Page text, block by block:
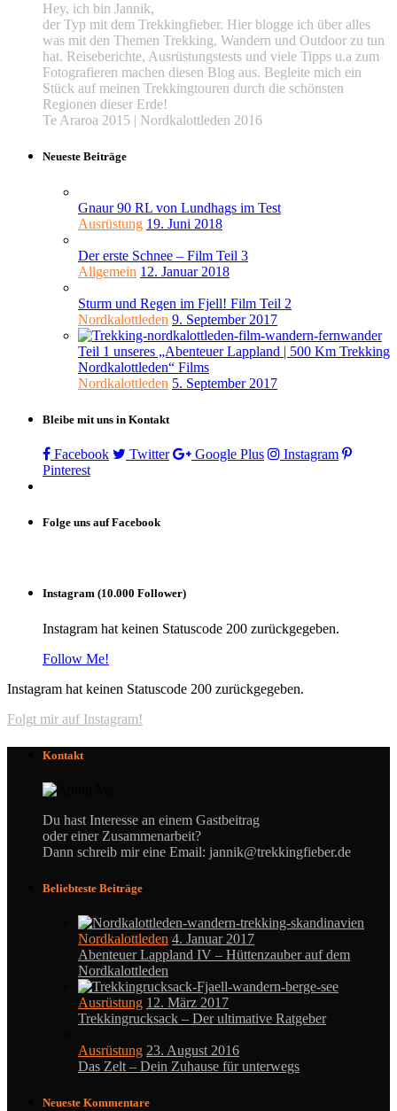
Hey, ich bin Jannik,
der Typ mit dem Trekkingfieber. Hier blogge ich über alles
was mit den Themen Trekking, Wandern und Outdoor zu tun
hat. Reiseberichte, Ausrüstungstests und viele Tipps u.a zum
Fotografieren machen diesen Blog aus. Begleite mich ein
Stück auf meinen Trekkingtouren durch die schönsten
Regionen dieser Erde!
Te Araroa 2015 | Nordkalottleden 2016
Neueste Beiträge
Gnaur 90 RL von Lundhags im Test
Ausrüstung 19. Juni 2018
Der erste Schnee – Film Teil 3
Allgemein 12. Januar 2018
Sturm und Regen im Fjell! Film Teil 2
Nordkalottleden 9. September 2017
Teil 1 unseres „Abenteuer Lappland | 500 Km Trekking
Nordkalottleden“ Films
Nordkalottleden 5. September 2017
Bleibe mit uns in Kontakt
Facebook Twitter Google Plus
Instagram
Pinterest
Folge uns auf Facebook
Instagram (10.000 Follower)
Instagram hat keinen Statuscode 200 zurückgegeben.
Follow Me!
Instagram hat keinen Statuscode 200 zurückgegeben.
Folgt mir auf Instagram!
Kontakt
Du hast Interesse an einem Gastbeitrag
oder einer Zusammenarbeit?
Dann schreib mir eine Email: jannik@trekkingfieber.de
Beliebteste Beiträge
Nordkalottleden 4. Januar 2017
Abenteuer Lappland IV – Hüttenzauber auf dem
Nordkalottleden
Ausrüstung 12. März 2017
Trekkingrucksack – Der ultimative Ratgeber
Ausrüstung 23. August 2016
Das Zelt – Dein Zuhause für unterwegs
Neueste Kommentare